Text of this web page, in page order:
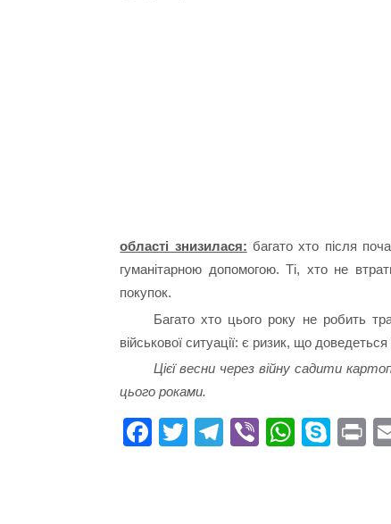
області знизилася: багато хто після
гуманітарною допомогою. Ті, хто не
покупок.
Багато хто цього року не робить
військової ситуації: є ризик, що
Цієї весни через війну садити
цього роками.
Fa T
Te Vi
W
S